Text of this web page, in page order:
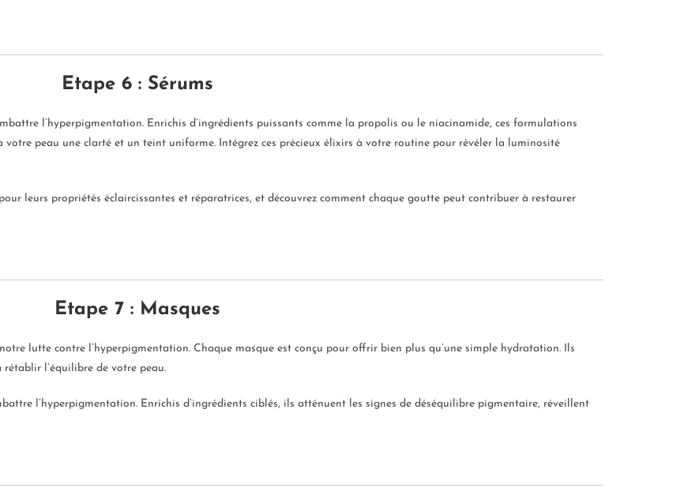
Etape 6 : Sérums
l’hyperpigmentation. Enrichis d’ingrédients puissants comme la propolis ou le niacinamide, ces formulations
peau une clarté et un teint uniforme. Intégrez ces précieux élixirs à votre routine pour révéler la luminosité
leurs propriétés éclaircissantes et réparatrices, et découvrez comment chaque goutte peut contribuer à restaurer
Etape 7 : Masques
lutte contre l’hyperpigmentation. Chaque masque est conçu pour offrir bien plus qu’une simple hydratation. Ils
l’équilibre de votre peau.
l’hyperpigmentation. Enrichis d’ingrédients ciblés, ils atténuent les signes de déséquilibre pigmentaire, réveillent